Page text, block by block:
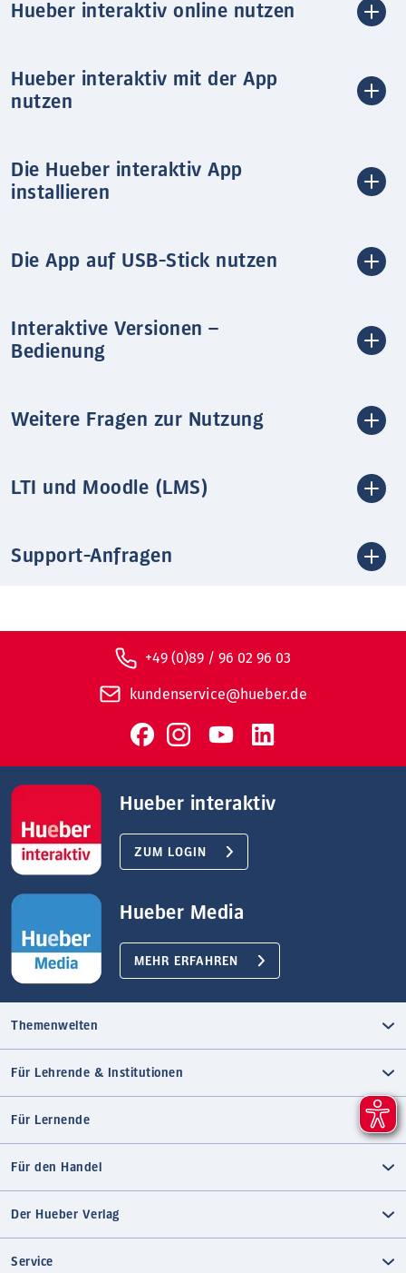
Hueber interaktiv online nutzen
Hueber interaktiv mit der App
nutzen
Die Hueber interaktiv App
installieren
Die App auf USB-Stick nutzen
Interaktive Versionen –
Bedienung
Weitere Fragen zur Nutzung
LTI und Moodle (LMS)
Support-Anfragen
+49 (0)89 / 96 02 96 03
kundenservice@hueber.de
Hueber interaktiv
ZUM LOGIN
Hueber Media
MEHR ERFAHREN
Themenwelten
Für Lehrende & Institutionen
Für Lernende
Für den Handel
Der Hueber Verlag
Service